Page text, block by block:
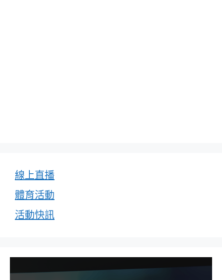
線上直播
體育活動
活動快訊